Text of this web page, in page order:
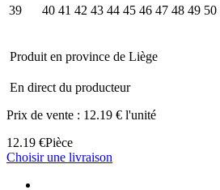
39
40 41 42 43 44 45 46 47 48 49 50
Produit en province de Liège
En direct du producteur
Prix de vente : 12.19 € l'unité
12.19 €Pièce
Choisir une livraison